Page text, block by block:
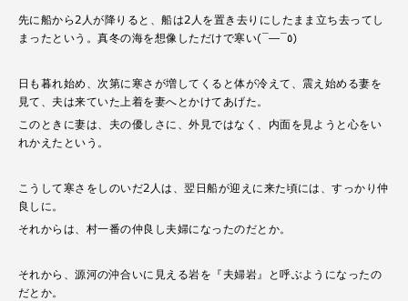
先に船から2人が降りると、船は2人を置き去りにしたまま立ち去ってし
まったという。真冬の海を想像しただけで寒い(¯―¯٥)
日も暮れ始め、次第に寒さが増してくると体が冷えて、震え始める妻を
見て、夫は来ていた上着を妻へとかけてあげた。
このときに妻は、夫の優しさに、外見ではなく、内面を見ようと心をい
れかえたという。
こうして寒さをしのいだ2人は、翌日船が迎えに来た頃には、すっかり仲
良しに。
それからは、村一番の仲良し夫婦になったのだとか。
それから、源河の沖合いに見える岩を『夫婦岩』と呼ぶようになったの
だとか。